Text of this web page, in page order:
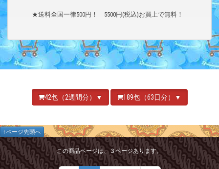
★送料全国一律500円！ 5500円(税込)お買上で無料！
42包（2週間分）▼ 189包（63日分）▼
↑ページ先頭へ
この商品ページは、３ページあります。